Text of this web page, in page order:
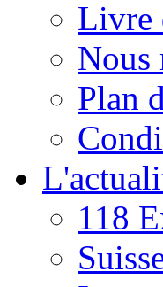
Livre
Nous
Plan
118